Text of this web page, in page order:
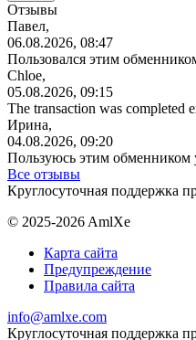
Отзывы
Павел,
06.08.2026, 08:47
Пользовался этим
Chloe,
05.08.2026, 09:15
The transaction was completed
Ирина,
04.08.2026, 09:20
Пользуюсь этим обменником
Все отзывы
Круглосуточная поддержка
© 2025-2026 AmlXe
Карта сайта
Предупреждение
Правила сайта
info@amlxe.com
Круглосуточная поддержка